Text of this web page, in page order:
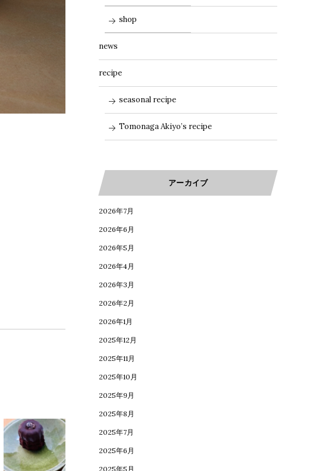
shop
news
recipe
seasonal recipe
Tomonaga Akiyo’s recipe
アーカイブ
2026年7月
2026年6月
2026年5月
2026年4月
2026年3月
2026年2月
2026年1月
2025年12月
2025年11月
2025年10月
2025年9月
2025年8月
2025年7月
2025年6月
2025年5月